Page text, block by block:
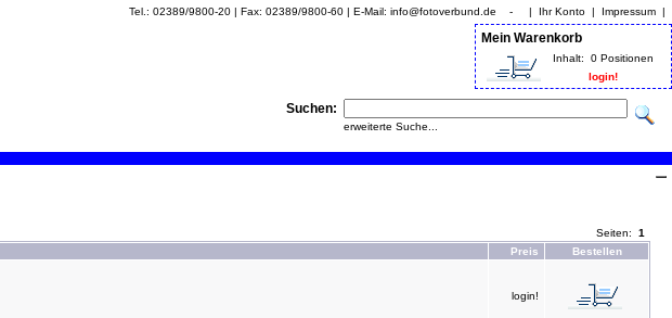
Tel.: 02389/9800-20 | Fax: 02389/9800-60 | E-Mail: info@fotoverbund.de - | Ihr Konto | Impressum |
Mein Warenkorb
Inhalt:
0 Positionen
login!
Suchen:
erweiterte Suche...
Seiten: 1
Preis Bestellen
login!